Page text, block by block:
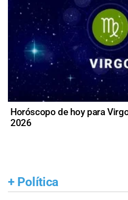
Horóscopo de hoy para
2026
+ Política